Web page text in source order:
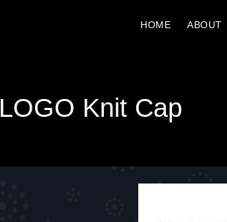
HOME ABOUT
LOGO Knit Cap